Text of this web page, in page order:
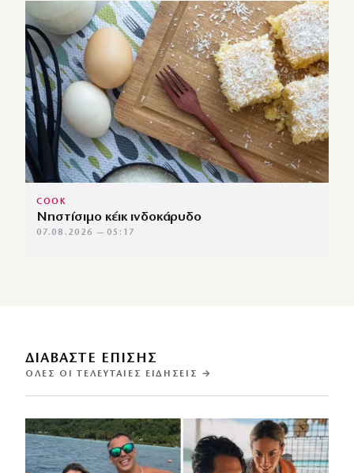
COOK
Νηστίσιμο κέικ ινδοκάρυδο
07.08.2026 — 05:17
ΔΙΑΒΑΣΤΕ ΕΠΙΣΗΣ
ΌΛΕΣ ΟΙ ΤΕΛΕΥΤΑΊΕΣ ΕΙΔΉΣΕΙΣ →